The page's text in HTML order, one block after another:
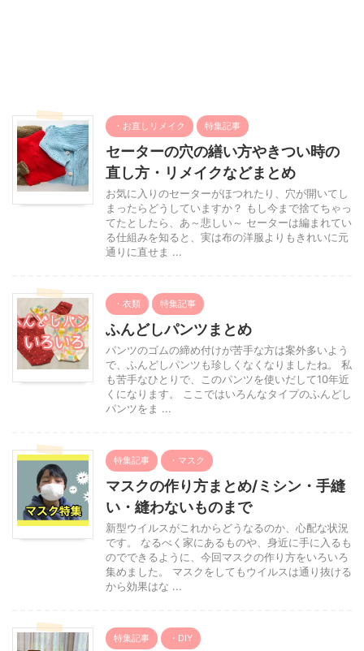
・お直しリメイク 特集記事
セーターの穴の繕い方やきつい時の
直し方・リメイクなどまとめ
お気に入りのセーターがほつれたり、穴が開いてし
まったらどうしていますか？ もし今まで捨てちゃっ
てたとしたら、あ～悲しい～ セーターは編まれてい
る仕組みを知ると、実は布の洋服よりもきれいに元
通りに直せま ...
・衣類 特集記事
ふんどしパンツまとめ
パンツのゴムの締め付けが苦手な方は案外多いよう
で、ふんどしパンツも珍しくなくなりましたね。 私
も苦手なひとりで、このパンツを使いだして10年近
くになります。 ここではいろんなタイプのふんどし
パンツをま ...
特集記事 ・マスク
マスクの作り方まとめ/ミシン・手縫
い・縫わないものまで
新型ウイルスがこれからどうなるのか、心配な状況
です。 なるべく家にあるものや、身近に手に入るも
のでできるように、今回マスクの作り方をいろいろ
集めました。 マスクをしてもウイルスは通り抜ける
から効果はな ...
特集記事 ・DIY